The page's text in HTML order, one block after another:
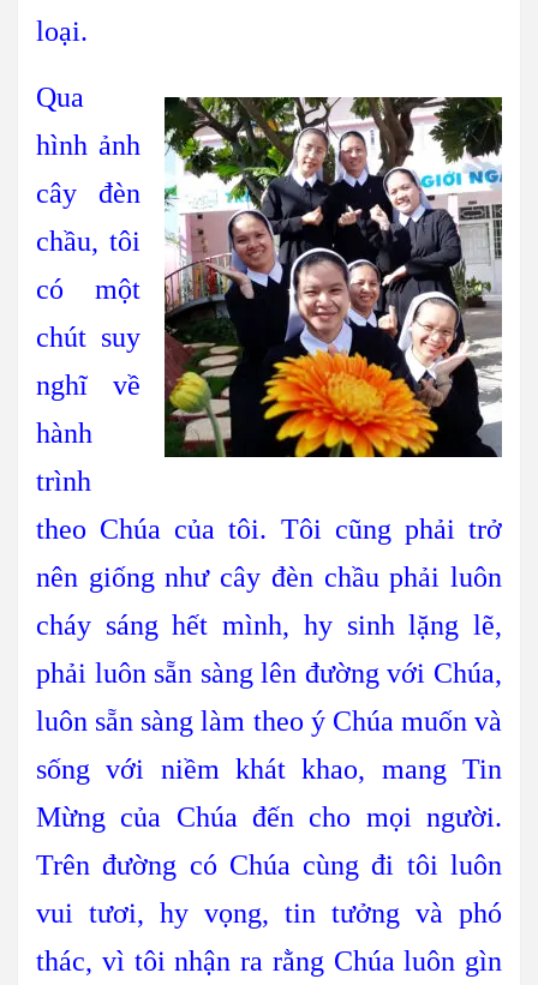
loại.
Qua
hình ảnh
cây đèn
chầu, tôi
có một
chút suy
nghĩ về
hành
trình
theo Chúa của tôi. Tôi cũng phải trở
nên giống như cây đèn chầu phải luôn
cháy sáng hết mình, hy sinh lặng lẽ,
phải luôn sẵn sàng lên đường với Chúa,
luôn sẵn sàng làm theo ý Chúa muốn và
sống với niềm khát khao, mang Tin
Mừng của Chúa đến cho mọi người.
Trên đường có Chúa cùng đi tôi luôn
vui tươi, hy vọng, tin tưởng và phó
thác, vì tôi nhận ra rằng Chúa luôn gìn